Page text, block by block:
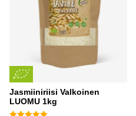
Jasmiiniriisi Valkoinen
LUOMU 1kg